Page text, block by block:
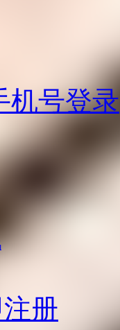
机号登录
册